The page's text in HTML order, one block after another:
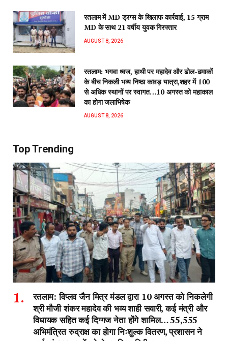
रतलाम में MD ड्रग्स के खिलाफ कार्रवाई, 15 ग्राम
MD के साथ 21 वर्षीय युवक गिरफ्तार
AUGUST 8, 2026
रतलाम: भगवा ध्वज, हाथी पर महादेव और ढोल-ढमाकों
के बीच निकली भव्य निष्ठा कावड़ यात्रा,शहर में 100
से अधिक स्थानों पर स्वागत…10 अगस्त को महाकाल
का होगा जलाभिषेक
AUGUST 8, 2026
Top Trending
रतलाम: विप्लव जैन मित्र मंडल द्वारा 10 अगस्त को निकलेगी
श्री मौजी शंकर महादेव की भव्य शाही सवारी, कई मंत्री और
विधायक सहित कई दिग्गज नेता होंगे शामिल… 55,555
अभिमंत्रित रुद्राक्ष का होगा निःशुल्क वितरण, प्रशासन ने